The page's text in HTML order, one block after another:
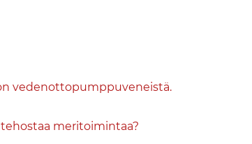
vedenottopumppuveneistä.
meritoimintaa?